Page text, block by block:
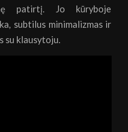
patirtį. Jo kūryboje
subtilus minimalizmas ir
su klausytoju.